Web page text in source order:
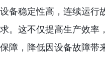
设备稳定性高，连续运行
求。这不仅提高生产效率
保障，降低因设备故障带